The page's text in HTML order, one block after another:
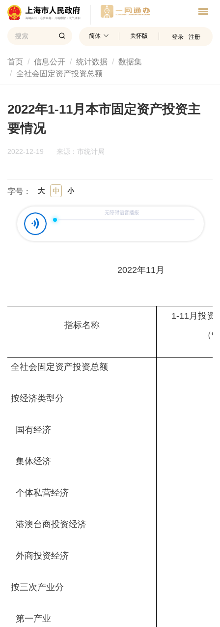
简体 关怀版 登录 注册
首页 信息公开 统计数据
数据集
全社会固定资产投资总额
2022年1-11月本市固定资产投资主
要情况
2022-12-19 来源：市统计局
字号： 大 中 小
2022年11月
指标名称
1-11月投资
（
全社会固定资产投资总额
按经济类型分
国有经济
集体经济
个体私营经济
港澳台商投资经济
外商投资经济
按三次产业分
第一产业